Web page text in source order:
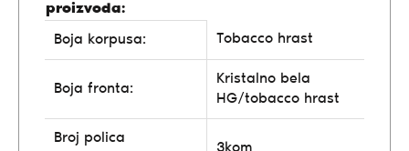
proizvoda:
Boja korpusa:
Tobacco hrast
Boja fronta:
Kristalno bela
HG/tobacco hrast
Broj polica
3kom